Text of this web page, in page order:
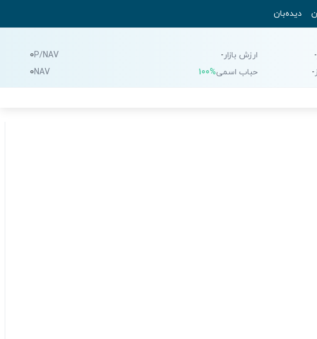
دیده‌بان
-
-
ارزش بازار-
حباب اسمی100%
P/NAV
0
NAV
0